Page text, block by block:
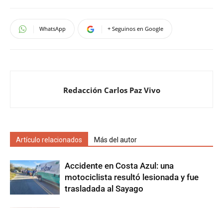
WhatsApp + Seguinos en Google
Redacción Carlos Paz Vivo
Artículo relacionados Más del autor
Accidente en Costa Azul: una
motociclista resultó lesionada y fue
trasladada al Sayago